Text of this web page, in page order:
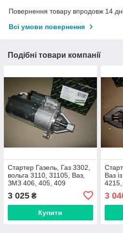
Повернення товару впродовж 14
Всі умови повернення
Подібні товари компанії
Стартер Газель, Газ 3302,
вольга 3110, 31105, Ваз,
ЗМЗ 406, 405, 409
Словенія)
3 025 ₴
Купити
Ваз
3